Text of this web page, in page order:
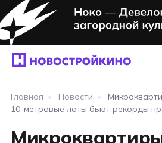
Главная • Новости •
10-метровые лоты бьют рекорды